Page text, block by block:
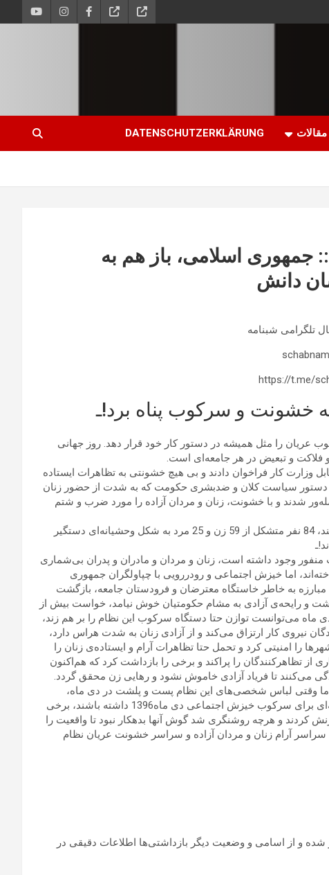
مقالات DATENSCHUTZERKLÄRUNG
اسلامی، باز هم به
دانش
تلگرامی شبنامه
https://t.me/
خشونت و سرکوب پناه برد!ـ
را مثل همیشه در دستور کار خود قرار دهد. روز جهانی
فلاکت و تبعیض در هر جامعه‌ای است‌.
وزارت کار فراخوان دادند و بی هیچ خشونتی به تظاهرات ایستاده
دستور سیاست کلان و ضدبشری حکومت که به شدت از حضور زنان
شدند و با خشونت، زنان و مردان آزاده را مورد ضرب و شتم
پیرو خبرهای رسیده، حاکی از آن است که تا عصر روز 17 اسفند، 84 نفر متشکل از 59 زن و 25 مرد به شکل وحشیانه‌ای دستگیر
منفور وجود داشته است، زنان و مردان و مادران و پدران بی‌شماری
اما خیزش اجتماعی و رودررویی با چپاولگران جمهوری
کرد و این مبارزه به خاطر خاستگاه معترضان و فرودستان جامعه، بازگشت
1396، رنگ و بویی دیگر داشت و رایحه‌ی آزادی به مشام حکومتیان خوش نیامد، خواست بیش از
می‌توانست توازن حتا دستگاه سرکوب این نظام را بر هم زند،
نیروی کار ارتزاق می‌کند و از آزادی زنان به شدت هراس دارد،
امنیتی کرد و تحمل حتا تظاهرات آرام و ایستاده‌ی زنان را
از تظاهرکنندگان را پراکند و برخی را بازداشت کرد که هم‌اکنون
می‌کنند تا فریاد آزادی خاموش نشود و رهایی زن محقق گردد.
اما وقتی لباس شخصی‌های این نظام پست و پلشت در دی ماه،
شیشه‌ها را شکستند و سطل زباله‌ها را به آتش کشیدند تا بهانه‌ای برای سرکوب خیزش اجتماعی دی ماه1396 داشته باشند، برخی
و هرچه روشنگری شد گوش آنها بدهکار نبود تا واقعیت را
سراسر آرام زنان و مردان آزاده و سراسر خشونت عریان نظام
زیر منتشر شده و از اسامی و وضعیت دیگر بازداشتی‌ها اطلاعات دقیقی در